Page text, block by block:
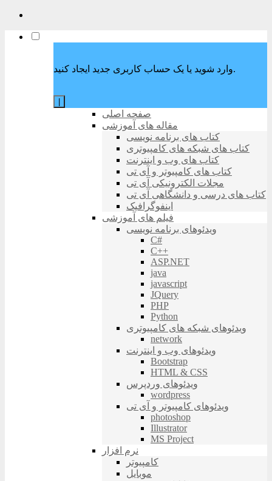
وارد شوید یا یک حساب کاربری جدید ایجاد کنید.
صفحه اصلی
مقاله های آموزشی
کتاب های برنامه نویسی
کتاب های شبکه های کامپیوتری
کتاب های وب و اینترنت
کتاب های کامپیوتر و آی تی
مجلات الکترونیکی آی تی
کتاب های درسی و دانشگاهی آی تی
اینفوگرافیک
فیلم های آموزشی
ویدئوهای برنامه نویسی
C#
C++
ASP.NET
java
javascript
JQuery
PHP
Python
ویدئوهای شبکه های کامپیوتری
network
ویدئوهای وب و اینترنت
Bootstrap
HTML & CSS
ویدئوهای وردپرس
wordpress
ویدئوهای کامپیوتر و آی تی
photoshop
Illustrator
MS Project
نرم افزار
کامپیوتر
موبایل